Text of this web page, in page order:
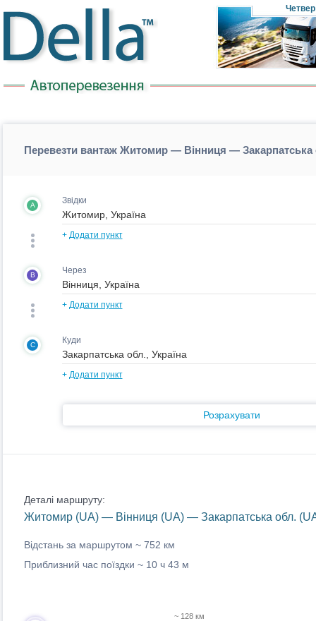
Четвер
Перевезти вантаж Житомир — Вінниця —
A Звідки
+ Додати пункт
B Через
+ Додати пункт
C Куди
+ Додати пункт
Розрахувати
Деталі маршруту:
Житомир (UA) — Вінниця (UA) — Закарпатська обл.
Відстань за маршрутом ~ 752 км
Приблизний час поїздки ~ 10 ч 43 м
~ 128 км